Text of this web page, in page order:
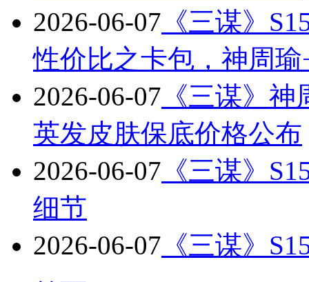
2026-06-07 《三谋》
性价比之卡包，神周
2026-06-07 《三谋》
英发皮肤保底价格公布
2026-06-07 《三谋》
细节
2026-06-07 《三谋》